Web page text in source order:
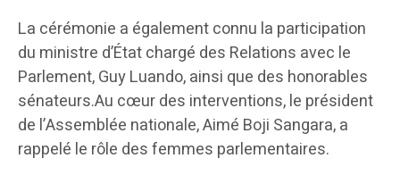
La cérémonie a également connu la participation
du ministre d’État chargé des Relations avec le
Parlement, Guy Luando, ainsi que des honorables
sénateurs.Au cœur des interventions, le président
de l’Assemblée nationale, Aimé Boji Sangara, a
rappelé le rôle des femmes parlementaires.